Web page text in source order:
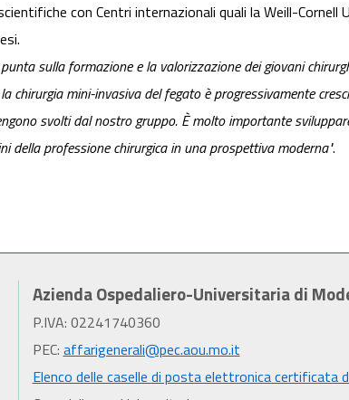
con Centri internazionali quali la Weill-Cornell
sulla formazione e la valorizzazione dei giovani
chirurgia mini-invasiva del fegato è progressivamente
svolti dal nostro gruppo. È molto importante
della professione chirurgica in una prospettiva moderna".
Azienda Ospedaliero-Universitaria di
P.IVA: 02241740360
PEC: affarigenerali@pec.aou.mo.it
Elenco delle caselle di posta elettronica certificata